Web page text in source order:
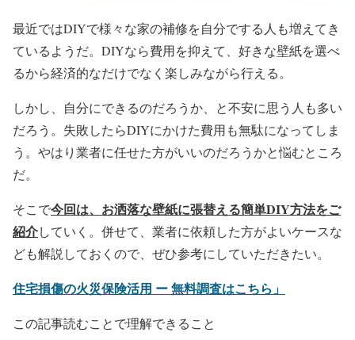
最近ではDIYで様々な家の補修を自分でする人も増えてき
ているようだ。DIYなら費用を抑えて、好きな壁紙を選べ
るから経済的なだけでなく楽しみながら行える。
しかし、自分にできるのだろうか、と不安に思う人も多い
だろう。失敗したらDIYにかけた費用も無駄になってしま
う。やはり業者に任せた方がいいのだろうかと悩むところ
だ。
そこで今回は、お洒落な壁紙に張替える簡単DIY方法をご
紹介していく。併せて、業者に依頼した方がよいケースな
ども解説しておくので、ぜひ参考にしていただきたい。
住宅損傷の火災保険活用 ー 無料調査はこちら」
この記事読むことで理解できること